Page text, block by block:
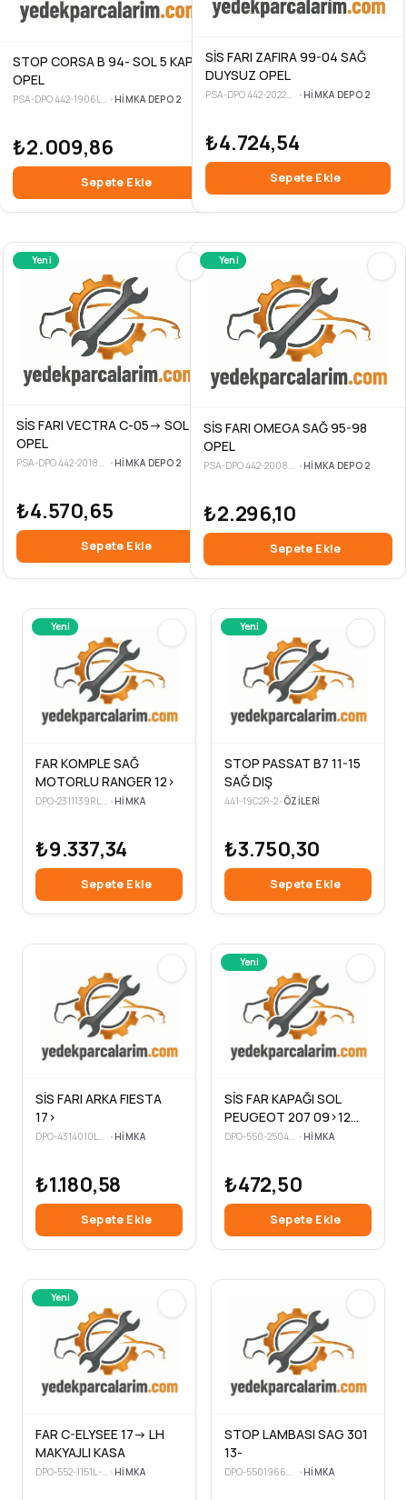
STOP CORSA B 94- SOL 5 KAPI
OPEL
PSA-DPO 442-1906L5-UE-3 •HIMKA DEPO 2
₺2.009,86
Sepete Ekle
SİS FARI ZAFIRA 99-04 SAĞ
DUYSUZ OPEL
•HIMKA DEPO 2
₺4.724,54
Sepete Ekle
Yeni
SİS FARI VECTRA C-05-> SOL
OPEL
•HIMKA DEPO 2
₺4.570,65
Sepete Ekle
Yeni
SİS FARI OMEGA SAĞ 95-98
OPEL
•HIMKA DEPO 2
₺2.296,10
Sepete Ekle
Yeni
FAR KOMPLE SAĞ
MOTORLU RANGER 12>
•HIMKA
₺9.337,34
Sepete Ekle
Yeni
STOP PASSAT B7 11-15
SAĞ DIŞ
441-19C2R-2• ÖZILERI
₺3.750,30
Sepete Ekle
SİS FARI ARKA FIESTA
17>
DPO-4314010LLDUE •HIMKA
₺1.180,58
Sepete Ekle
Yeni
SİS FAR KAPAĞI SOL
PEUGEOT 207 09>12
SİYAH SİS DELİKLİ
DPO-550-2504L-UD •HIMKA
₺472,50
Sepete Ekle
Yeni
FAR C-ELYSEE 17-> LH
MAKYAJLI KASA
DPO-552-1151L-LDEM2 •HIMKA
STOP LAMBASI SAG 301
13-
DPO-5501966RLDUE •HIMKA